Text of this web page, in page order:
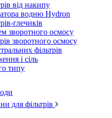
від накипу
водню Hydron
глечиків
зворотного осмосу
зворотного осмосу
фільтрів
і сіль
типу
для фільтрів